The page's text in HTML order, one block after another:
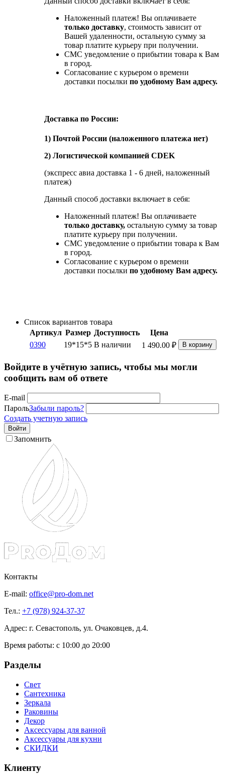
Наложенный платеж! Вы оплачиваете
только доставку, стоимость зависит от
Вашей удаленности, остальную сумму за
товар платите курьеру при получении.
СМС уведомление о прибытии товара к Вам
в город.
Согласование с курьером о времени
доставки посылки по удобному Вам адресу.
Доставка по России:
1) Почтой России (наложенного платежа нет)
2) Логистической компанией CDEK
(экспресс авиа доставка 1 - 6 дней, наложенный
платеж)
Данный способ доставки включает в себя:
Наложенный платеж! Вы оплачиваете
только доставку, остальную сумму за товар
платите курьеру при получении.
СМС уведомление о прибытии товара к Вам
в город.
Согласование с курьером о времени
доставки посылки по удобному Вам адресу.
Список вариантов товара
Артикул Размер Доступность
Цена
0390
19*15*5 В наличии 1 490.00 ₽ В корзину
Войдите в учётную запись, чтобы мы могли
сообщить вам об ответе
E-mail
ПарольЗабыли пароль?
Создать учетную запись
Войти
Запомнить
Контакты
E-mail: office@pro-dom.net
Тел.: +7 (978) 924-37-37
Адрес: г. Севастополь, ул. Очаковцев, д.4.
Время работы: с 10:00 до 20:00
Разделы
Свет
Сантехника
Зеркала
Раковины
Декор
Аксессуары для ванной
Аксессуары для кухни
СКИДКИ
Клиенту